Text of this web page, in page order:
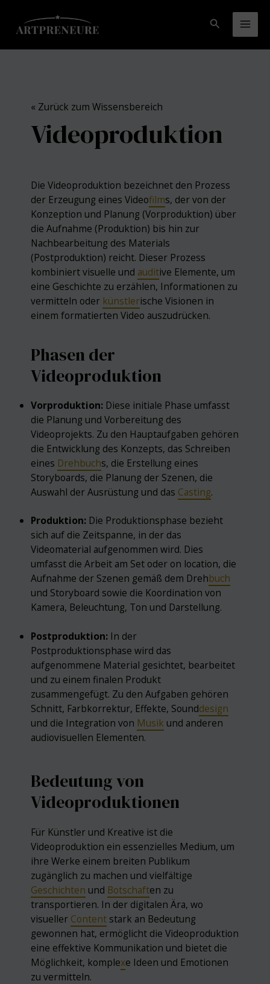
Inhalt
springen
Suchen
« Zurück zum Wissensbereich
Videoproduktion
Die Videoproduktion bezeichnet den Prozess
der Erzeugung eines Videofilms, der von der
Konzeption und Planung (Vorproduktion) über
die Aufnahme (Produktion) bis hin zur
Nachbearbeitung des Materials
(Postproduktion) reicht. Dieser Prozess
kombiniert visuelle und auditive Elemente, um
eine Geschichte zu erzählen, Informationen zu
vermitteln oder künstlerische Visionen in
einem formatierten Video auszudrücken.
Phasen der
Videoproduktion
Vorproduktion: Diese initiale Phase umfasst
die Planung und Vorbereitung des
Videoprojekts. Zu den Hauptaufgaben gehören
die Entwicklung des Konzepts, das Schreiben
eines Drehbuchs, die Erstellung eines
Storyboards, die Planung der Szenen, die
Auswahl der Ausrüstung und das Casting.
Produktion: Die Produktionsphase bezieht
sich auf die Zeitspanne, in der das
Videomaterial aufgenommen wird. Dies
umfasst die Arbeit am Set oder on location, die
Aufnahme der Szenen gemäß dem Drehbuch
und Storyboard sowie die Koordination von
Kamera, Beleuchtung, Ton und Darstellung.
Postproduktion: In der
Postproduktionsphase wird das
aufgenommene Material gesichtet, bearbeitet
und zu einem finalen Produkt
zusammengefügt. Zu den Aufgaben gehören
Schnitt, Farbkorrektur, Effekte, Sounddesign
und die Integration von Musik und anderen
audiovisuellen Elementen.
Bedeutung von
Videoproduktionen
Für Künstler und Kreative ist die
Videoproduktion ein essenzielles Medium, um
ihre Werke einem breiten Publikum
zugänglich zu machen und vielfältige
Geschichten und Botschaften zu
transportieren. In der digitalen Ära, wo
visueller Content stark an Bedeutung
gewonnen hat, ermöglicht die Videoproduktion
eine effektive Kommunikation und bietet die
Möglichkeit, komplexe Ideen und Emotionen
zu vermitteln.